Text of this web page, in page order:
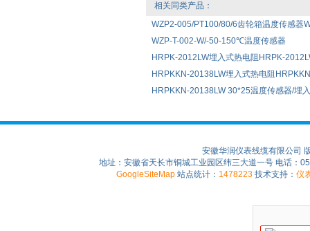
相关同类产品：
WZP2-005/PT100/80/6齿轮箱温度传感器
WZP-T-002-W/-50-150℃温度传感器
HRPK-2012LW埋入式热电阻HRPK-
HRPKKN-20138LW埋入式热电阻
HRPKKN-20138LW 30*25温度传感器/埋
安徽华润仪表线缆有限公司
地址：安徽省天长市铜城工业园区纬三大道一号 电话：
GoogleSiteMap 站点统计： 1478223 技术支持： 仪